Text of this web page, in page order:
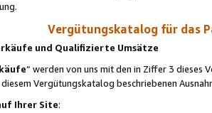
Vergütungskatalog für das
und Qualifizierte Umsätze
“ werden von uns mit den in Ziffer 3
Vergütungskatalog beschriebenen
Ihrer Site: